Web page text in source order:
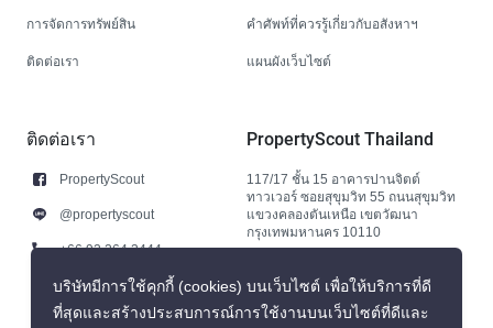
การจัดการทรัพย์สิน
ติดต่อเรา
คำศัพท์ที่ควรรู้เกี่ยวกับอสังหาฯ
แผนผังเว็บไซต์
ติดต่อเรา
PropertyScout
@propertyscout
+66 92 264 3444
+66 92 264 3444
contact@propertyscout.co.th
PropertyScout Thailand
117/17 ชั้น 15 อาคารปานจิตต์
ทาวเวอร์ ซอยสุขุมวิท 55 ถนนสุขุมวิท
แขวงคลองตันเหนือ เขตวัฒนา
กรุงเทพมหานคร 10110
บริษัทมีการใช้คุกกี้ (cookies) บนเว็บไซต์ เพื่อให้บริการที่ดี
ที่สุดและสร้างประสบการณ์การใช้งานบนเว็บไซต์ที่ดีและ